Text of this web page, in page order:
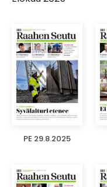
PE 29.8.2025